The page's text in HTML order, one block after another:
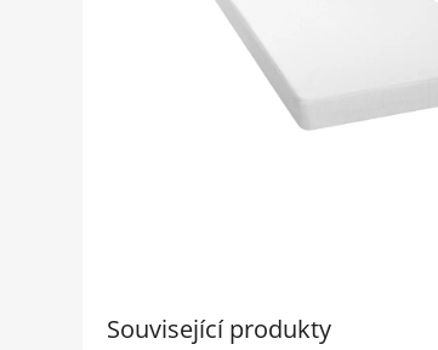
Související produkty